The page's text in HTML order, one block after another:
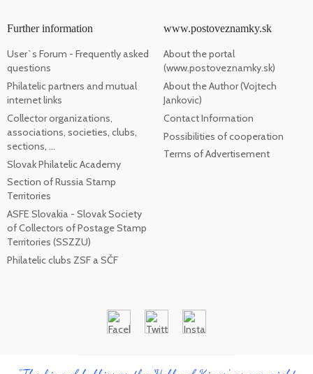
Further information
User`s Forum - Frequently asked
questions
Philatelic partners and mutual
internet links
Collector organizations,
associations, societies, clubs,
sections, ...
Slovak Philatelic Academy
Section of Russia Stamp
Territories
ASFE Slovakia - Slovak Society
of Collectors of Postage Stamp
Territories (SSZZU)
Philatelic clubs ZSF a SČF
www.postoveznamky.sk
About the portal
(www.postoveznamky.sk)
About the Author (Vojtech
Jankovic)
Contact Information
Possibilities of cooperation
Terms of Advertisement